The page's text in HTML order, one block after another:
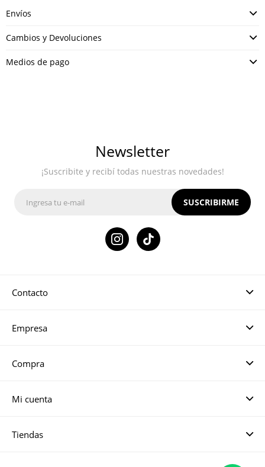
Envíos
Cambios y Devoluciones
Medios de pago
Contacto
Empresa
Compra
Mi cuenta
Tiendas
Newsletter
¡Suscribite y recibí todas nuestras novedades!
SUSCRIBIRME
